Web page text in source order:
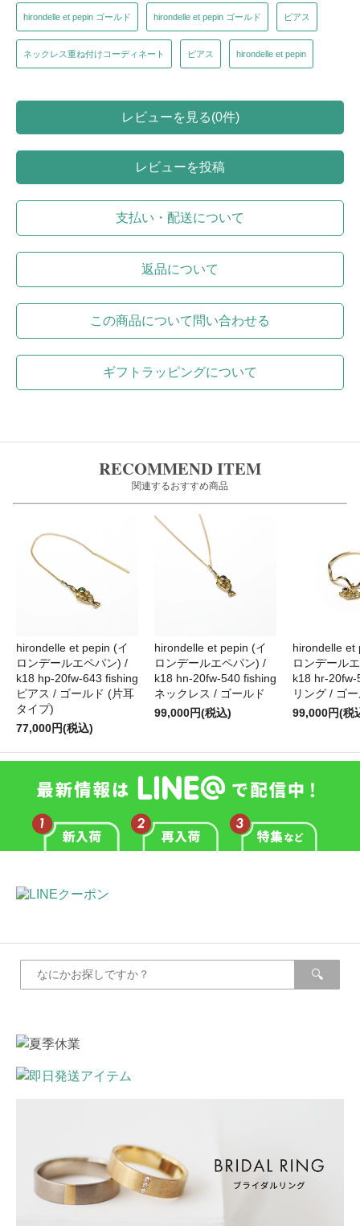
hirondelle et pepin ゴールド hirondelle et pepin ゴールド ピアス
ネックレス重ね付けコーディネート ピアス hirondelle et pepin
レビューを見る(0件)
レビューを投稿
支払い・配送について
返品について
この商品について問い合わせる
ギフトラッピングについて
RECOMMEND ITEM
関連するおすすめ商品
hirondelle et pepin (イ
ロンデールエペパン) /
k18 hp-20fw-643 fishing
ピアス / ゴールド (片耳
タイプ)
77,000円(税込)
hirondelle et pepin (イ
ロンデールエペパン) /
k18 hn-20fw-540 fishing
ネックレス / ゴールド
99,000円(税込)
hirondelle et
ロンデール
k18 hr-
リング / ゴ
99,000円(税